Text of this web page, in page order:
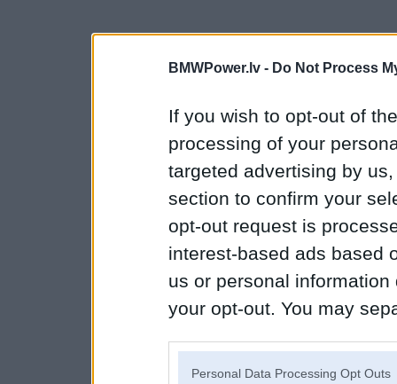
BMWPower.lv - Do Not Process
If you wish to opt-out of
processing of your
targeted advertising by
section to confirm your
opt-out request is
interest-based ads based
us or personal
your opt-out. You may
Personal Data Processing Opt Outs